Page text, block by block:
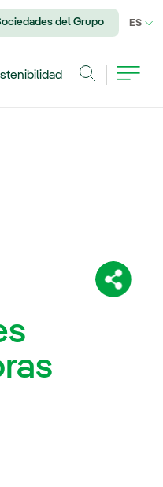
del Grupo ES